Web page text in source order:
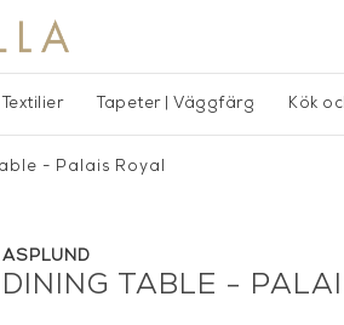
Textilier Tapeter | Väggfärg Kök
- Palais Royal
ASPLUND
DINING TABLE -